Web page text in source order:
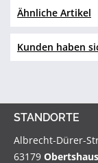
Ähnliche Artikel
Kunden haben
STANDORTE
Albrecht-Dürer-
63179